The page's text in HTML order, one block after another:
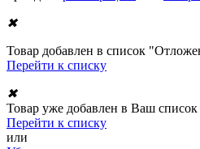
✖
Товар добавлен в список
Перейти к списку
✖
Товар уже добавлен в Ваш
Перейти к списку
или